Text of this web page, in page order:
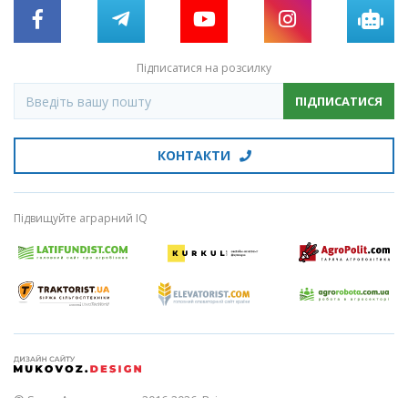
Підписатися на розсилку
ПІДПИСАТИСЯ
КОНТАКТИ
Підвищуйте аграрний IQ